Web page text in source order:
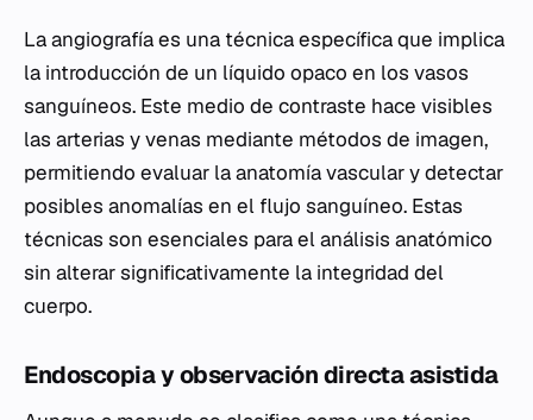
La angiografía es una técnica específica que implica
la introducción de un líquido opaco en los vasos
sanguíneos. Este medio de contraste hace visibles
las arterias y venas mediante métodos de imagen,
permitiendo evaluar la anatomía vascular y detectar
posibles anomalías en el flujo sanguíneo. Estas
técnicas son esenciales para el análisis anatómico
sin alterar significativamente la integridad del
cuerpo.
Endoscopia y observación directa asistida